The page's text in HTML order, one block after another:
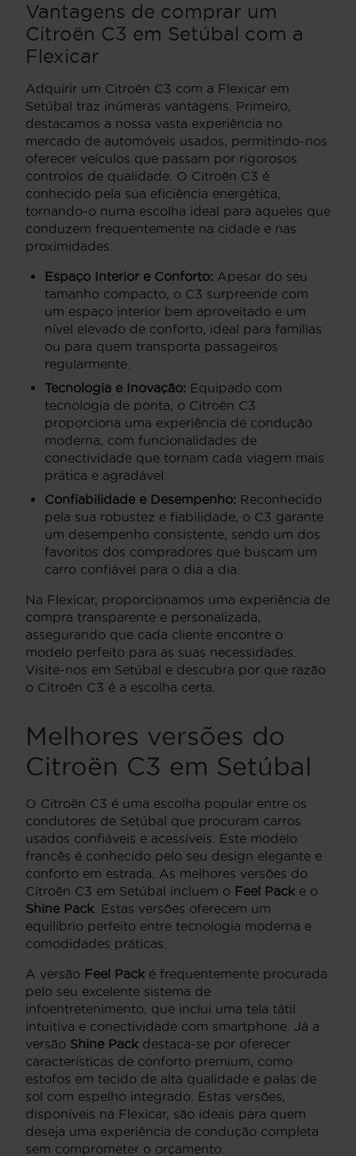
Vantagens de comprar um
Citroën C3 em Setúbal com a
Flexicar
Adquirir um Citroën C3 com a Flexicar em
Setúbal traz inúmeras vantagens. Primeiro,
destacamos a nossa vasta experiência no
mercado de automóveis usados, permitindo-nos
oferecer veículos que passam por rigorosos
controlos de qualidade. O Citroën C3 é
conhecido pela sua eficiência energética,
tornando-o numa escolha ideal para aqueles que
conduzem frequentemente na cidade e nas
proximidades.
Espaço Interior e Conforto: Apesar do seu
tamanho compacto, o C3 surpreende com
um espaço interior bem aproveitado e um
nível elevado de conforto, ideal para famílias
ou para quem transporta passageiros
regularmente.
Tecnologia e Inovação: Equipado com
tecnologia de ponta, o Citroën C3
proporciona uma experiência de condução
moderna, com funcionalidades de
conectividade que tornam cada viagem mais
prática e agradável.
Confiabilidade e Desempenho: Reconhecido
pela sua robustez e fiabilidade, o C3 garante
um desempenho consistente, sendo um dos
favoritos dos compradores que buscam um
carro confiável para o dia a dia.
Na Flexicar, proporcionamos uma experiência de
compra transparente e personalizada,
assegurando que cada cliente encontre o
modelo perfeito para as suas necessidades.
Visite-nos em Setúbal e descubra por que razão
o Citroën C3 é a escolha certa.
Melhores versões do
Citroën C3 em Setúbal
O Citroën C3 é uma escolha popular entre os
condutores de Setúbal que procuram carros
usados confiáveis e acessíveis. Este modelo
francês é conhecido pelo seu design elegante e
conforto em estrada. As melhores versões do
Citroën C3 em Setúbal incluem o Feel Pack e o
Shine Pack . Estas versões oferecem um
equilíbrio perfeito entre tecnologia moderna e
comodidades práticas.
A versão Feel Pack é frequentemente procurada
pelo seu excelente sistema de
infoentretenimento, que inclui uma tela tátil
intuitiva e conectividade com smartphone. Já a
versão Shine Pack destaca-se por oferecer
características de conforto premium, como
estofos em tecido de alta qualidade e palas de
sol com espelho integrado. Estas versões,
disponíveis na Flexicar, são ideais para quem
deseja uma experiência de condução completa
sem comprometer o orçamento.